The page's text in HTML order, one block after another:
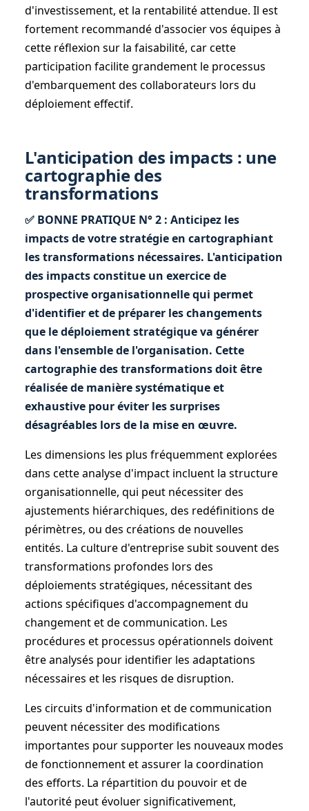
d'investissement, et la rentabilité attendue. Il est
fortement recommandé d'associer vos équipes à
cette réflexion sur la faisabilité, car cette
participation facilite grandement le processus
d'embarquement des collaborateurs lors du
déploiement effectif.
L'anticipation des impacts : une
cartographie des
transformations
✅ BONNE PRATIQUE N° 2 : Anticipez les
impacts de votre stratégie en cartographiant
les transformations nécessaires. L'anticipation
des impacts constitue un exercice de
prospective organisationnelle qui permet
d'identifier et de préparer les changements
que le déploiement stratégique va générer
dans l'ensemble de l'organisation. Cette
cartographie des transformations doit être
réalisée de manière systématique et
exhaustive pour éviter les surprises
désagréables lors de la mise en œuvre.
Les dimensions les plus fréquemment explorées
dans cette analyse d'impact incluent la structure
organisationnelle, qui peut nécessiter des
ajustements hiérarchiques, des redéfinitions de
périmètres, ou des créations de nouvelles
entités. La culture d'entreprise subit souvent des
transformations profondes lors des
déploiements stratégiques, nécessitant des
actions spécifiques d'accompagnement du
changement et de communication. Les
procédures et processus opérationnels doivent
être analysés pour identifier les adaptations
nécessaires et les risques de disruption.
Les circuits d'information et de communication
peuvent nécessiter des modifications
importantes pour supporter les nouveaux modes
de fonctionnement et assurer la coordination
des efforts. La répartition du pouvoir et de
l'autorité peut évoluer significativement,